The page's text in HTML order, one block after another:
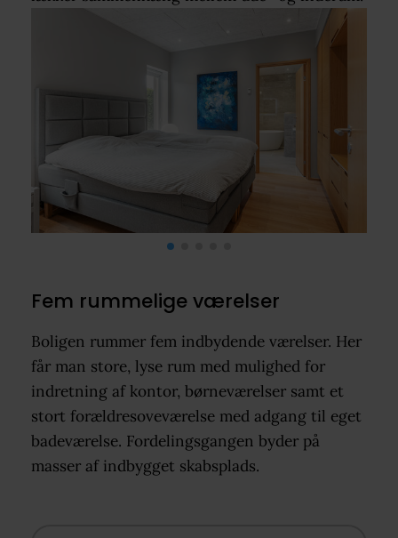
Fem rummelige værelser
Boligen rummer fem indbydende værelser. Her
får man store, lyse rum med mulighed for
indretning af kontor, børneværelser samt et
stort forældresoveværelse med adgang til eget
badeværelse. Fordelingsgangen byder på
masser af indbygget skabsplads.